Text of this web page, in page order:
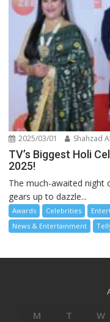
2025/03/01 Shahzad
TV’s Biggest Holi
2025!
The much-awaited night
gears up to dazzle...
Awards Celebrities
News & Entertainment
M T W